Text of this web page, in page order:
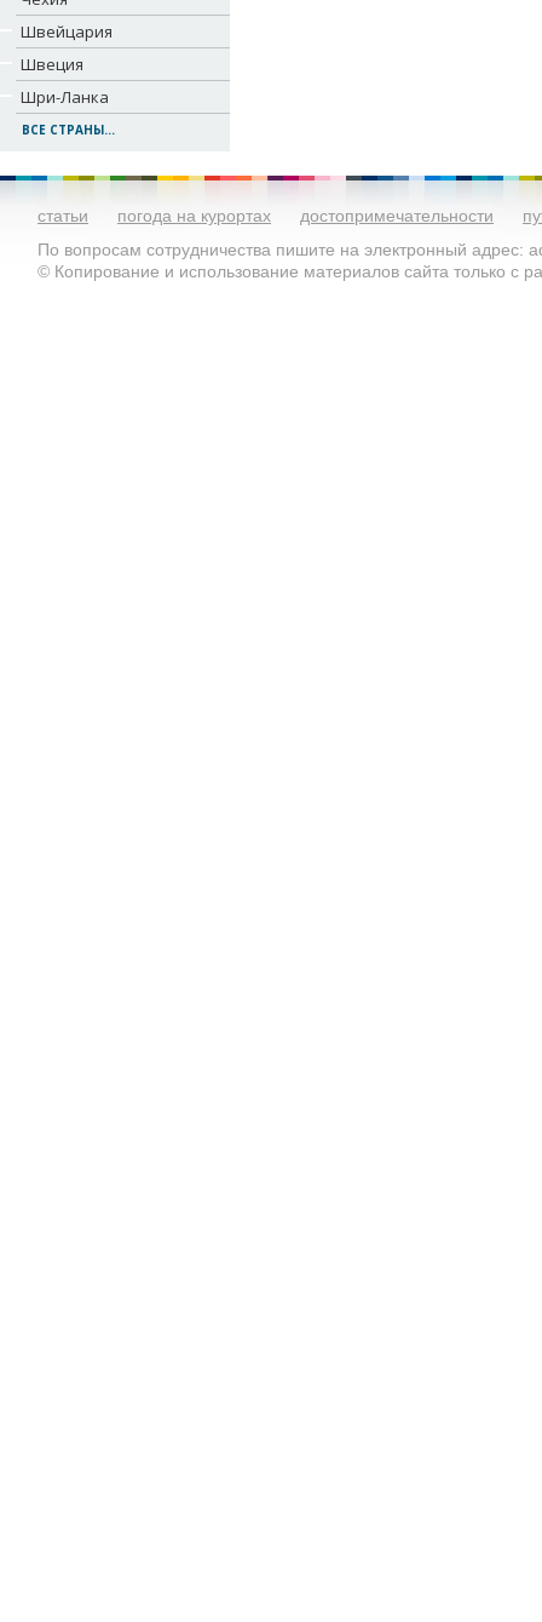
Швейцария
Швеция
Шри-Ланка
ВСЕ СТРАНЫ...
статьи погода на курортах достопримечательности
По вопросам сотрудничества пишите на электронный адрес:
© Копирование и использование материалов сайта только с